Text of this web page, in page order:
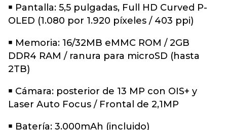
￭ Pantalla: 5,5 pulgadas, Full HD Curved P-
OLED (1.080 por 1.920 píxeles / 403 ppi)
￭ Memoria: 16/32MB eMMC ROM / 2GB
DDR4 RAM / ranura para microSD (hasta
2TB)
￭ Cámara: posterior de 13 MP con OIS+ y
Laser Auto Focus / Frontal de 2,1MP
￭ Batería: 3.000mAh (incluido)